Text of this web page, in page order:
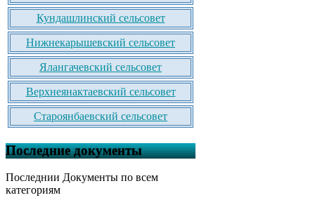
Кундашлинский сельсовет
Нижнекарышевский сельсовет
Ялангачевский сельсовет
Верхнеянактаевский сельсовет
Староянбаевский сельсовет
Последние документы
Последнии Документы по всем
категориям